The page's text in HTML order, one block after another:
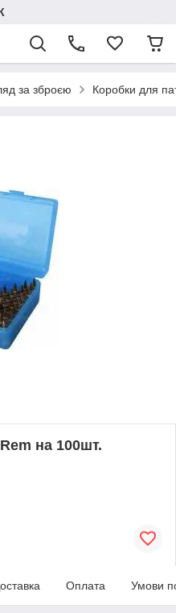
за зброєю Коробки для
на 100шт.
Оплата Умови